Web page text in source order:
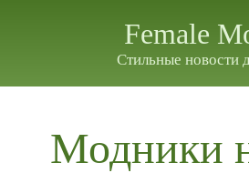
Female
Стильные новости
Модники